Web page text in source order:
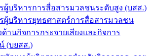
ผู้บริหารการสื่อสารมวลชนระดับสูง (บสส.)
ผู้บริหารยุทธศาสตร์การสื่อสารมวลชน
ด้านกิจการกระจายเสียงและกิจการ
(บยสส.)